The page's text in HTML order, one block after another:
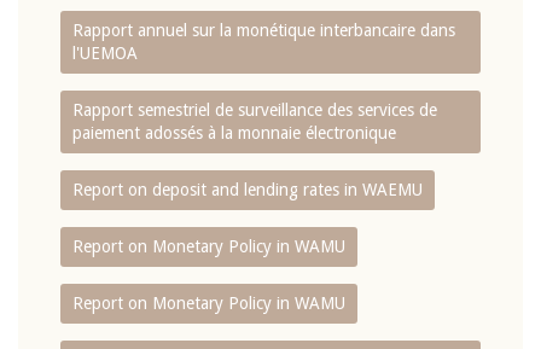
Rapport annuel sur la monétique interbancaire dans
l'UEMOA
Rapport semestriel de surveillance des services de
paiement adossés à la monnaie électronique
Report on deposit and lending rates in WAEMU
Report on Monetary Policy in WAMU
Report on Monetary Policy in WAMU